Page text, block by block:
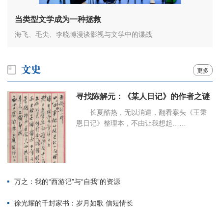
当类型文学成为一种拯救
海飞、毛尖、李晓博漫谈影视与文学中的谍战
更多
寻找陈解元：《某人日记》的作者之谜
长夏酷热，无以消遣，翻看案头《王秉
恩日记》整理本，不由让我想起……
万之：我的“西游记”与“自我”的资源
徐光耀的千封家书：岁月如歌 信短情长